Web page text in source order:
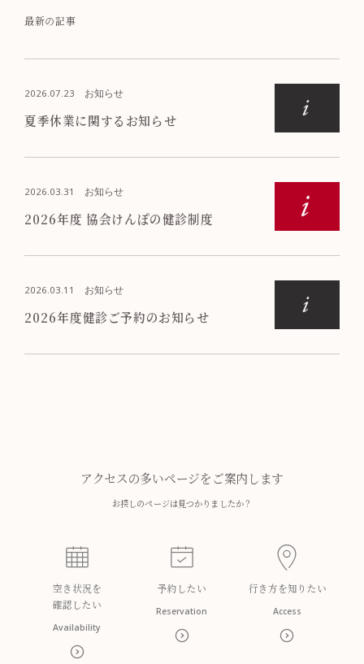
最新の記事
2026.07.23 お知らせ
夏季休業に関するお知らせ
2026.03.31 お知らせ
2026年度 協会けんぽの健診制度
2026.03.11 お知らせ
2026年度健診ご予約のお知らせ
アクセスの多いページをご案内します
お探しのページは見つかりましたか？
空き状況を
確認したい
Availability
予約したい
Reservation
行き方を知りたい
Access